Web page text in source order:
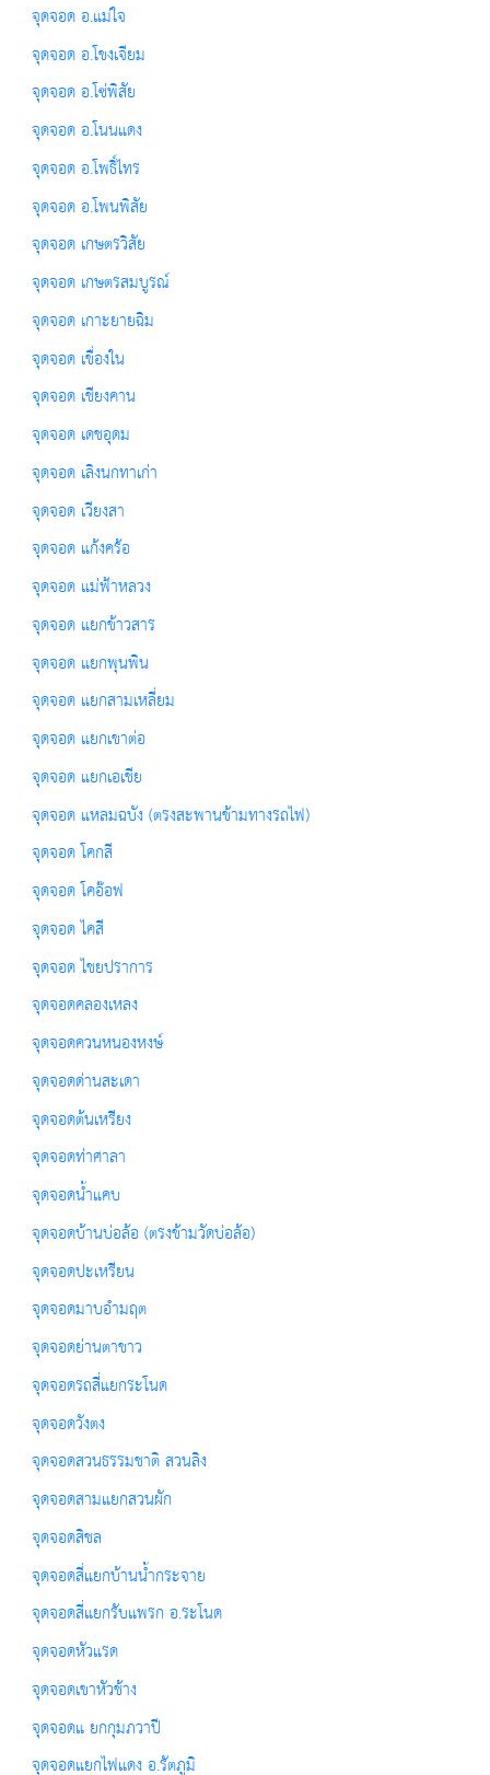
จุดจอด อ.แม่ใจ
จุดจอด อ.โขงเจียม
จุดจอด อ.โซ่พิสัย
จุดจอด อ.โนนแดง
จุดจอด อ.โพธิ์ไทร
จุดจอด อ.โพนพิสัย
จุดจอด เกษตรวิสัย
จุดจอด เกษตรสมบูรณ์
จุดจอด เกาะยายฉิม
จุดจอด เขื่องใน
จุดจอด เชียงคาน
จุดจอด เดชอุดม
จุดจอด เลิงนกทาเก่า
จุดจอด เวียงสา
จุดจอด แก้งคร้อ
จุดจอด แม่ฟ้าหลวง
จุดจอด แยกข้าวสาร
จุดจอด แยกพุนพิน
จุดจอด แยกสามเหลี่ยม
จุดจอด แยกเขาต่อ
จุดจอด แยกเอเชีย
จุดจอด แหลมฉบัง (ตรงสะพานข้ามทางรถไฟ)
จุดจอด โคกสี
จุดจอด โคอ๊อฟ
จุดจอด ไคสี
จุดจอด ไชยปราการ
จุดจอดคลองเหลง
จุดจอดควนหนองหงษ์
จุดจอดด่านสะเดา
จุดจอดต้นเหรียง
จุดจอดท่าศาลา
จุดจอดน้ำแคบ
จุดจอดบ้านบ่อล้อ (ตรงข้ามวัดบ่อล้อ)
จุดจอดปะเหรียน
จุดจอดมาบอำมฤต
จุดจอดย่านตาขาว
จุดจอดรถสี่แยกระโนด
จุดจอดวังตง
จุดจอดสวนธรรมชาติ สวนลิง
จุดจอดสามแยกสวนผัก
จุดจอดสิชล
จุดจอดสี่แยกบ้านน้ำกระจาย
จุดจอดสี่แยกรับแพรก อ.ระโนด
จุดจอดหัวแรด
จุดจอดเขาหัวช้าง
จุดจอดแ ยกกุมภวาปี
จุดจอดแยกไฟแดง อ.รัตภูมิ